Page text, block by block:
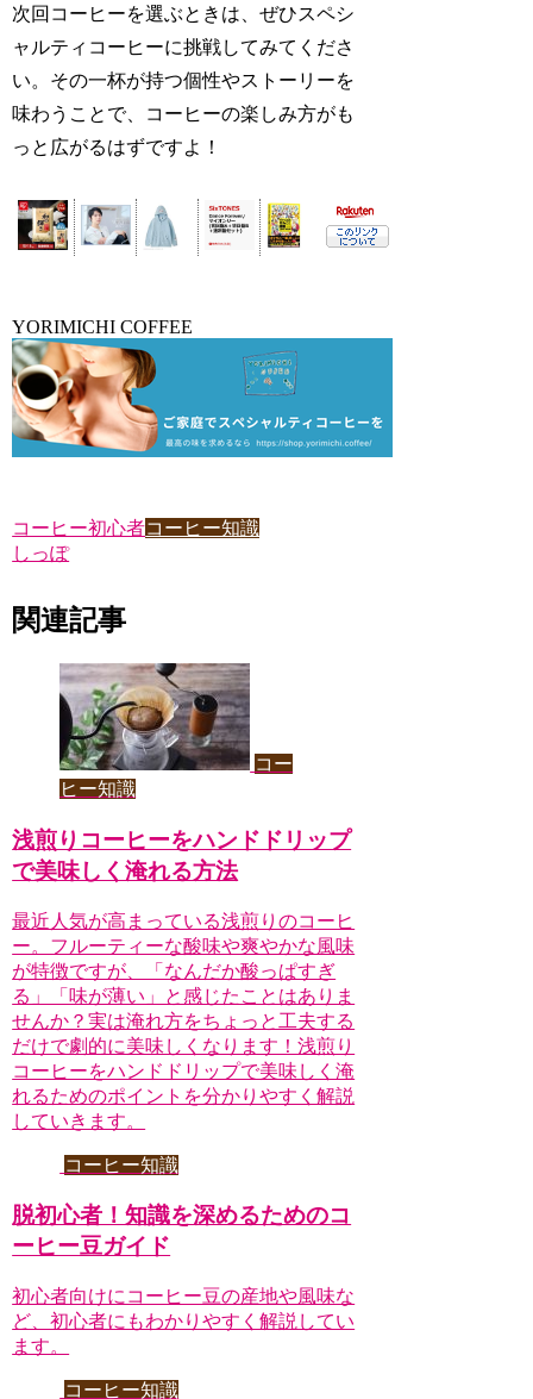
次回コーヒーを選ぶときは、ぜひスペシ
ャルティコーヒーに挑戦してみてくださ
い。その一杯が持つ個性やストーリーを
味わうことで、コーヒーの楽しみ方がも
っと広がるはずですよ！
YORIMICHI COFFEE
コーヒー初心者コーヒー知識
しっぽ
関連記事
コー
ヒー知識
浅煎りコーヒーをハンドドリップ
で美味しく淹れる方法
最近人気が高まっている浅煎りのコーヒ
ー。フルーティーな酸味や爽やかな風味
が特徴ですが、「なんだか酸っぱすぎ
る」「味が薄い」と感じたことはありま
せんか？実は淹れ方をちょっと工夫する
だけで劇的に美味しくなります！浅煎り
コーヒーをハンドドリップで美味しく淹
れるためのポイントを分かりやすく解説
していきます。
コーヒー知識
脱初心者！知識を深めるためのコ
ーヒー豆ガイド
初心者向けにコーヒー豆の産地や風味な
ど、初心者にもわかりやすく解説してい
ます。
コーヒー知識